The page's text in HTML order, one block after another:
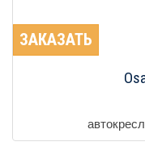
ЗАКАЗАТЬ